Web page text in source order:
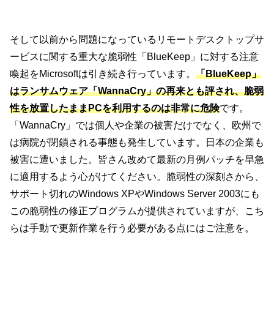
そして以前から問題になっているリモートデスクトップサ
ービスに関する重大な脆弱性「BlueKeep」に対する注意
喚起をMicrosoftは引き続き行っています。 「BlueKeep」
はランサムウェア「WannaCry」の再来とも評され、脆弱
性を放置したままPCを利用するのは非常に危険です。
「WannaCry」では個人や企業の被害だけでなく、欧州で
は病院が閉鎖される事態も発生しています。日本の企業も
被害に遭いました。皆さん改めて最新の月例パッチを早急
に適用するよう心がけてください。脆弱性の深刻さから、
サポート切れのWindows XPやWindows Server 2003にも
この脆弱性の修正プログラムが提供されていますが、こち
らは手動で更新作業を行う必要がある点にはご注意を。